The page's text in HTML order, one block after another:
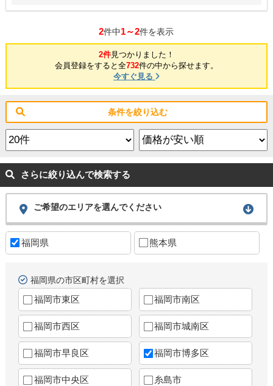
2件中1～2件を表示
2件見つかりました！
会員登録をすると全732件の中から探せます。
今すぐ見る
条件を絞り込む
さらに絞り込んで検索する
ご希望のエリアを選んでください
福岡県 熊本県
福岡県の市区町村を選択
福岡市東区 福岡市南区
福岡市西区 福岡市城南区
福岡市早良区 福岡市博多区
福岡市中央区 糸島市